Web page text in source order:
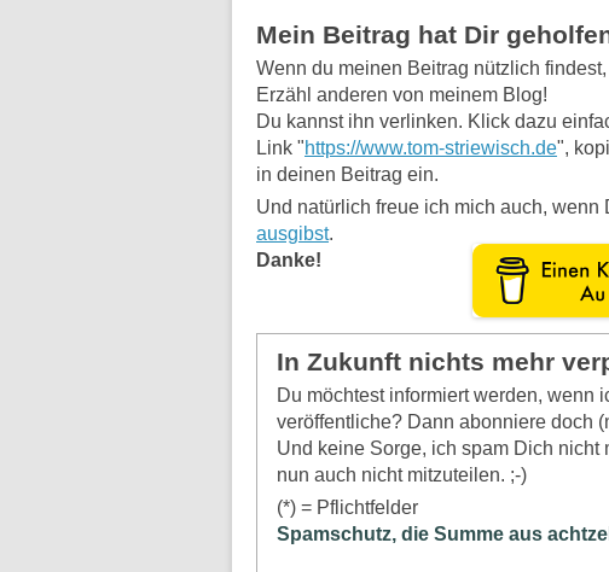
Mein Beitrag hat Dir
Wenn du meinen Beitrag nützlich
Erzähl anderen von meinem Blog!
Du kannst ihn verlinken. Klick dazu
Link "https://www.tom-striewisch.de",
in deinen Beitrag ein.
Und natürlich freue ich mich auch, wenn
ausgibst.
Danke!
In Zukunft nichts mehr
Du möchtest informiert werden, wenn
veröffentliche? Dann abonniere doch
Und keine Sorge, ich spam Dich
nun auch nicht mitzuteilen. ;-)
(*) = Pflichtfelder
Spamschutz, die Summe aus